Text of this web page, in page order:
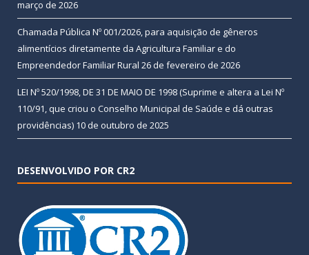
março de 2026
Chamada Pública Nº 001/2026, para aquisição de gêneros
alimentícios diretamente da Agricultura Familiar e do
Empreendedor Familiar Rural 26 de fevereiro de 2026
LEI Nº 520/1998, DE 31 DE MAIO DE 1998 (Suprime e altera a Lei Nº
110/91, que criou o Conselho Municipal de Saúde e dá outras
providências) 10 de outubro de 2025
DESENVOLVIDO POR CR2